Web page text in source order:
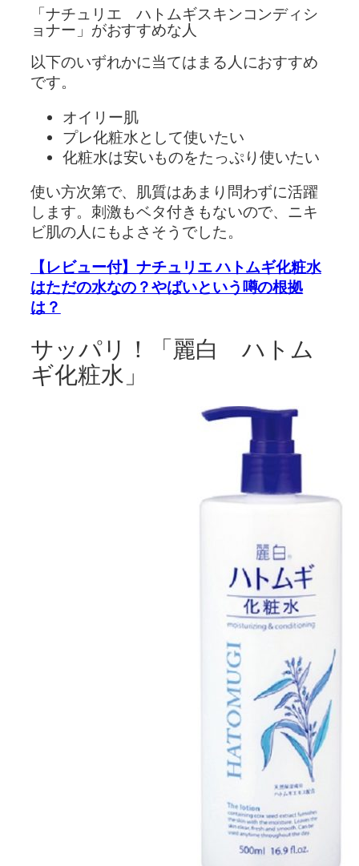
「ナチュリエ ハトムギスキンコンディシ
ョナー」がおすすめな人
以下のいずれかに当てはまる人におすすめ
です。
オイリー肌
プレ化粧水として使いたい
化粧水は安いものをたっぷり使いたい
使い方次第で、肌質はあまり問わずに活躍
します。刺激もベタ付きもないので、ニキ
ビ肌の人にもよさそうでした。
【レビュー付】ナチュリエ ハトムギ化粧水
はただの水なの？やばいという噂の根拠
は？
サッパリ！「麗白 ハトム
ギ化粧水」